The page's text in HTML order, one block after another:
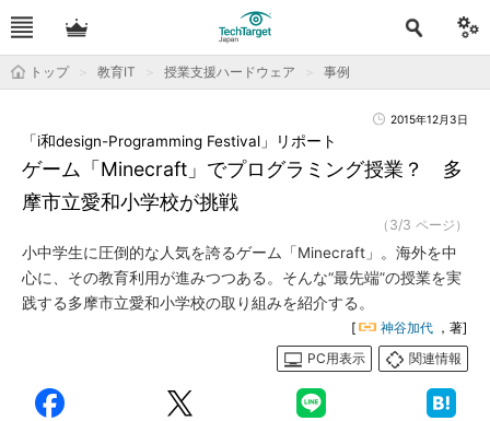
トップ 教育IT 授業支援ハードウェア 事例
2015年12月3日
ゲーム「Minecraft」でプログラミング授業？ 多
摩市立愛和小学校が挑戦
「i和design-Programming Festival」リポート
（3/3 ページ）
小中学生に圧倒的な人気を誇るゲーム「Minecraft」。海外を中
心に、その教育利用が進みつつある。そんな“最先端”の授業を実
践する多摩市立愛和小学校の取り組みを紹介する。
[ 神谷加代 ，著]
PC用表示
関連情報